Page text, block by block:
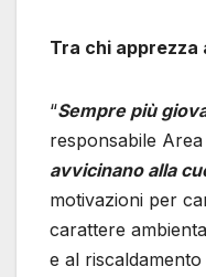
Tra chi apprezza
“Sempre più
responsabile
avvicinano alla
motivazioni per
carattere
e al